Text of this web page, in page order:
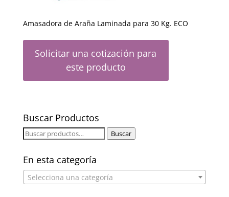
Amasadora de Araña Laminada para 30 Kg. ECO
Solicitar una cotización para
este producto
Buscar Productos
Buscar
Buscar
En esta categoría
Selecciona una categoría